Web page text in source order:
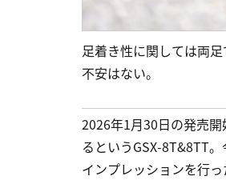
足着き性に関しては両
不安はない。
2026年1月30日の発売
るというGSX-8T&8TT
インプレッションを行